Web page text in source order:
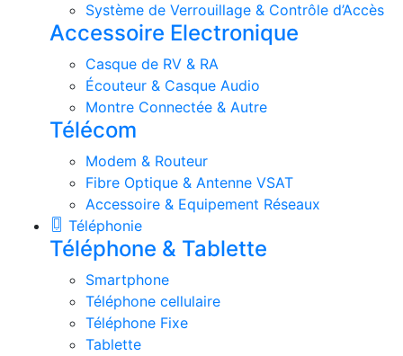
Système de Verrouillage & Contrôle d’Accès
Accessoire Electronique
Casque de RV & RA
Écouteur & Casque Audio
Montre Connectée & Autre
Télécom
Modem & Routeur
Fibre Optique & Antenne VSAT
Accessoire & Equipement Réseaux
Téléphonie
Téléphone & Tablette
Smartphone
Téléphone cellulaire
Téléphone Fixe
Tablette